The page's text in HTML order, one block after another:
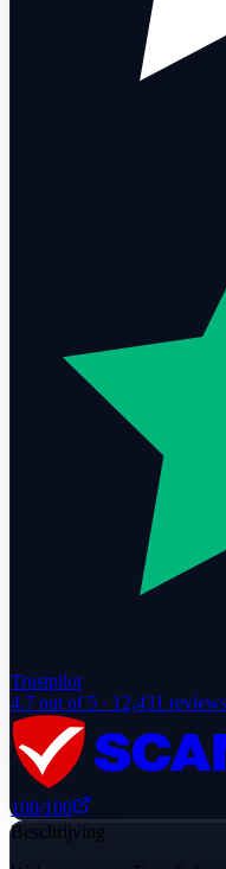
Trustpilot
4.7 out of 5 · 12,431 reviews
100/100
Beschrijving